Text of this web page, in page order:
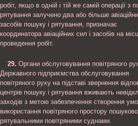
робіт, якщо в одній і тій же самій операції з
рятування залучено два або більше
засобів пошуку і рятування, призначає
координатора авіаційних сил і засобів на
проведення робіт.
29. Органи обслуговування повітряного
Державного підприємства обслуговування
повітряного руху на підставі звернення
центрів пошуку і рятування вживають
заходів з метою забезпечення створення
використання повітряного простору
рятувальними повітряними суднами.